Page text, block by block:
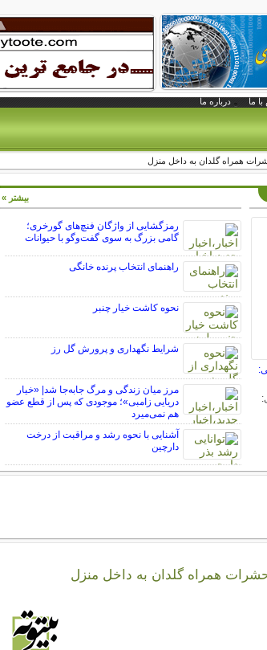
ما درباره ما
همراه گلدان به داخل منزل
رمزگشایی از واژگان فنچ‌های گورخری؛
گامی بزرگ به سوی گفت‌وگو با حیوانات
راهنمای انتخاب پرنده خانگی
نحوه کاشت خیار چنبر
شرایط نگهداری و پرورش گل رز
مرز میان زندگی و مرگ جابه‌جا شد| «خیار
دریایی زامبی»؛ موجودی که پس از قطع عضو
هم نمی‌میرد
آشنایی با نحوه رشد و مراقبت از درخت
دارچین
بیشتر »
حشرات همراه گلدان به داخل منزل